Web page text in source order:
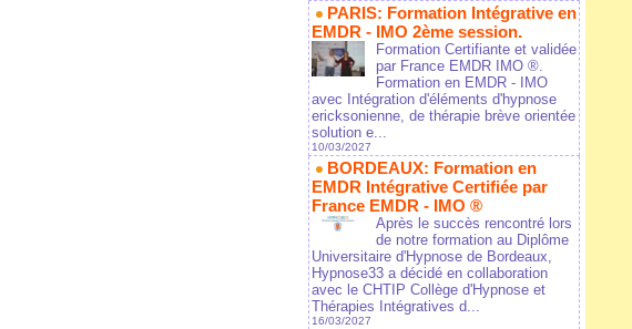
PARIS: Formation Intégrative en
EMDR - IMO 2ème session.
Formation Certifiante et validée
par France EMDR IMO ®.
Formation en EMDR - IMO
avec Intégration d'éléments d'hypnose
ericksonienne, de thérapie brève orientée
solution e...
10/03/2027
BORDEAUX: Formation en
EMDR Intégrative Certifiée par
France EMDR - IMO ®
Après le succès rencontré lors
de notre formation au Diplôme
Universitaire d'Hypnose de Bordeaux,
Hypnose33 a décidé en collaboration
avec le CHTIP Collège d'Hypnose et
Thérapies Intégratives d...
16/03/2027